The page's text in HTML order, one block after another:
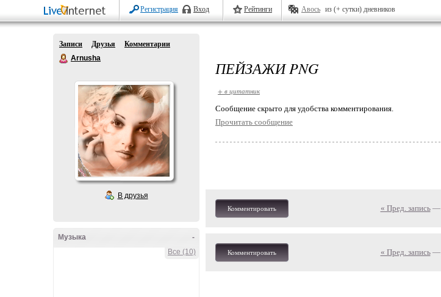
Регистрация Вход Рейтинги Авось из (+ сутки) дневников
Записи Друзья
Комментарии
Arnusha
В друзья
-
Музыка
Все (10)
ПЕЙЗАЖИ PNG
+ в цитатник
Cообщение скрыто для удобства комментирования.
Прочитать сообщение
Комментировать « Пред. запись—
Комментировать « Пред. запись—